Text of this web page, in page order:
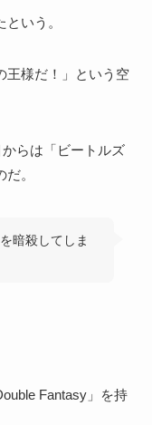
いう。
王様だ！」という空
らは「ビートルズ
。
暗殺してしま
Fantasy」を持